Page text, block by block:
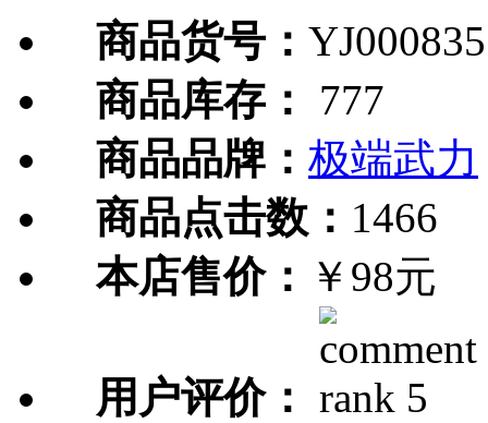
商品货号： YJ000835
商品库存：
777
商品品牌： 极端武力
商品点击数： 1466
本店售价： ￥98元
用户评价：